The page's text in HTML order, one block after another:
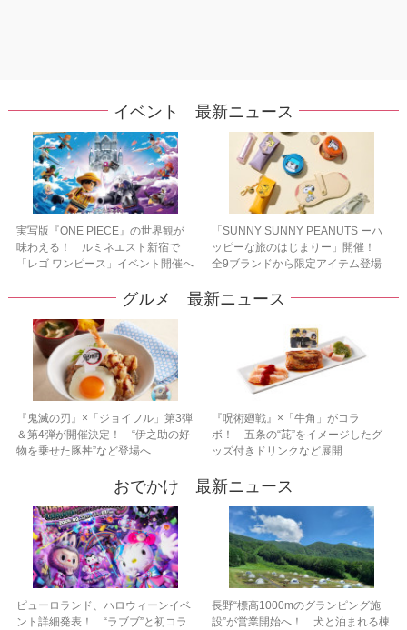
イベント 最新ニュース
実写版『ONE PIECE』の世界観が
味わえる！ ルミネエスト新宿で
「レゴ ワンピース」イベント開催へ
「SUNNY SUNNY PEANUTS ーハ
ッピーな旅のはじまりー」開催！
全9ブランドから限定アイテム登場
グルメ 最新ニュース
『鬼滅の刃』×「ジョイフル」第3弾
＆第4弾が開催決定！ “伊之助の好
物を乗せた豚丼”など登場へ
『呪術廻戦』×「牛角」がコラ
ボ！ 五条の“茈”をイメージしたグ
ッズ付きドリンクなど展開
おでかけ 最新ニュース
ピューロランド、ハロウィーンイベ
ント詳細発表！ “ラブブ”と初コラ
長野“標高1000mのグランピング施
設”が営業開始へ！ 犬と泊まれる棟